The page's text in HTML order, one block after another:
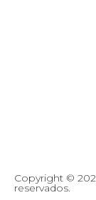
Copyright ©
reservados.